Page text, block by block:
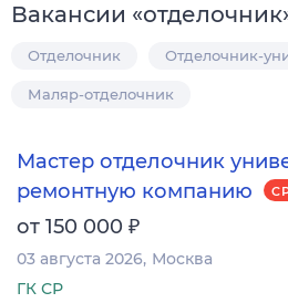
Вакансии «отделочник
Отделочник Отделочник-
Маляр-отделочник
Мастер отделочник
ремонтную компанию
от 150 000 ₽
03 августа 2026 Москва
ГК СР